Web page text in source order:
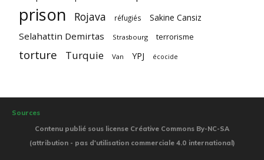
prison Rojava réfugiés Sakine Cansiz
Selahattin Demirtas Strasbourg terrorisme
torture Turquie Van YPJ écocide
Sources
Contenu publié sous license Créative Commons By-NC-SA
(attribution - pas d'utilisation commerciale 4.0 international)